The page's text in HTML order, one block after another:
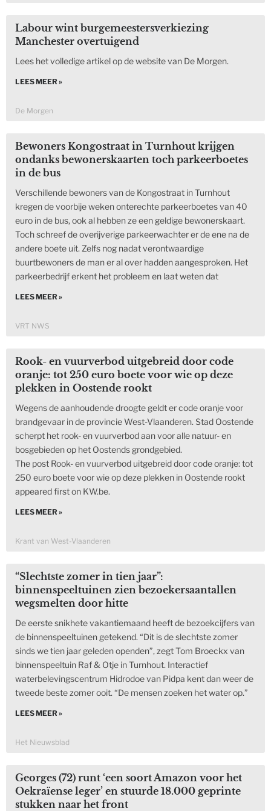
Labour wint burgemeestersverkiezing
Manchester overtuigend
Lees het volledige artikel op de website van De Morgen.
LEES MEER »
De Morgen
Bewoners Kongostraat in Turnhout krijgen
ondanks bewonerskaarten toch parkeerboetes
in de bus
Verschillende bewoners van de Kongostraat in Turnhout
kregen de voorbije weken onterechte parkeerboetes van 40
euro in de bus, ook al hebben ze een geldige bewonerskaart.
Toch schreef de overijverige parkeerwachter er de ene na de
andere boete uit. Zelfs nog nadat verontwaardige
buurtbewoners de man er al over hadden aangesproken. Het
parkeerbedrijf erkent het probleem en laat weten dat
LEES MEER »
VRT NWS
Rook- en vuurverbod uitgebreid door code
oranje: tot 250 euro boete voor wie op deze
plekken in Oostende rookt
Wegens de aanhoudende droogte geldt er code oranje voor
brandgevaar in de provincie West-Vlaanderen. Stad Oostende
scherpt het rook- en vuurverbod aan voor alle natuur- en
bosgebieden op het Oostends grondgebied.
The post Rook- en vuurverbod uitgebreid door code oranje: tot
250 euro boete voor wie op deze plekken in Oostende rookt
appeared first on KW.be.
LEES MEER »
Krant van West-Vlaanderen
“Slechtste zomer in tien jaar”:
binnenspeeltuinen zien bezoekersaantallen
wegsmelten door hitte
De eerste snikhete vakantiemaand heeft de bezoekcijfers van
de binnenspeeltuinen getekend. “Dit is de slechtste zomer
sinds we tien jaar geleden openden”, zegt Tom Broeckx van
binnenspeeltuin Raf & Otje in Turnhout. Interactief
waterbelevingscentrum Hidrodoe van Pidpa kent dan weer de
tweede beste zomer ooit. “De mensen zoeken het water op.”
LEES MEER »
Het Nieuwsblad
Georges (72) runt ‘een soort Amazon voor het
Oekraïense leger’ en stuurde 18.000 geprinte
stukken naar het front